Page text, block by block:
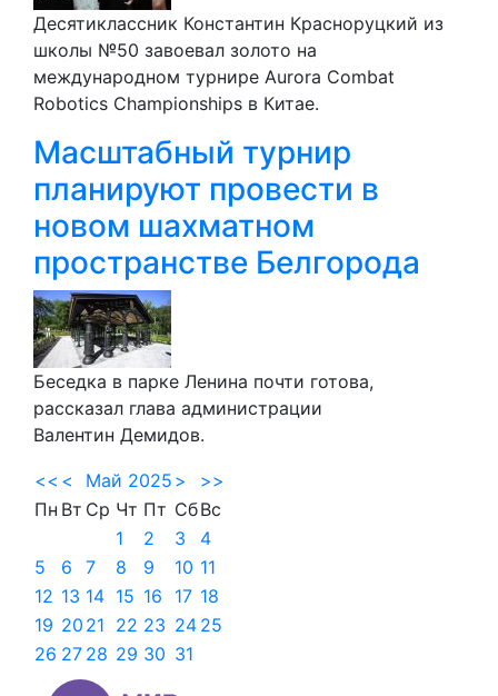
Десятиклассник Константин Красноруцкий из
школы №50 завоевал золото на
международном турнире Aurora Combat
Robotics Championships в Китае.
Масштабный турнир
планируют провести в
новом шахматном
пространстве Белгорода
Беседка в парке Ленина почти готова,
рассказал глава администрации
Валентин Демидов.
<< < Май 2025 >
>>
Пн Вт Ср Чт Пт СбВс
1
2 3
4
5
6 7 8 9 10 11
12 13 14 15 16 17 18
19 20 21 22 23 24 25
26 27 28 29 30 31